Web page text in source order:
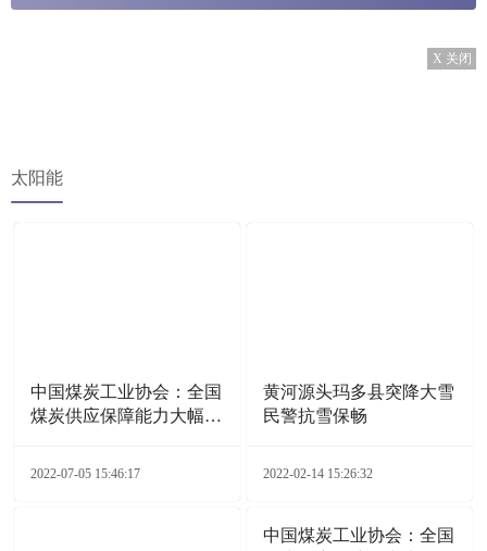
X 关闭
太阳能
中国煤炭工业协会：全国
煤炭供应保障能力大幅增
2022-07-05 15:46:17
黄河源头玛多县突降大雪
民警抗雪保畅
2022-02-14 15:26:32
中国煤炭工业协会：全国